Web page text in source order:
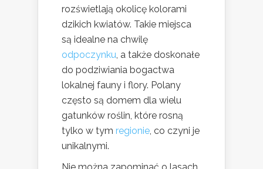
rozświetlają okolicę kolorami
dzikich kwiatów. Takie miejsca
są idealne na chwilę
odpoczynku, a także doskonałe
do podziwiania bogactwa
lokalnej fauny i flory. Polany
często są domem dla wielu
gatunków roślin, które rosną
tylko w tym regionie, co czyni je
unikalnymi.